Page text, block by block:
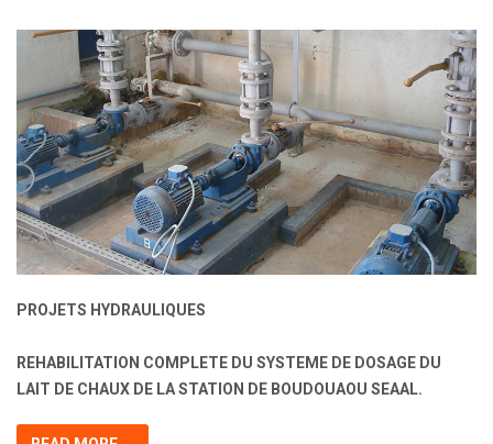
PROJETS HYDRAULIQUES
REHABILITATION COMPLETE DU SYSTEME DE DOSAGE DU
LAIT DE CHAUX DE LA STATION DE BOUDOUAOU SEAAL.